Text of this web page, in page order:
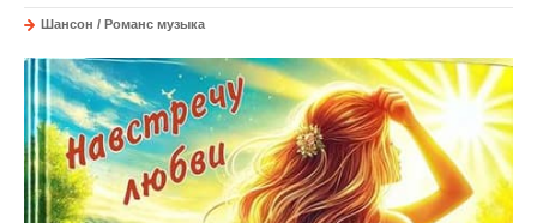
Шансон / Романс музыка